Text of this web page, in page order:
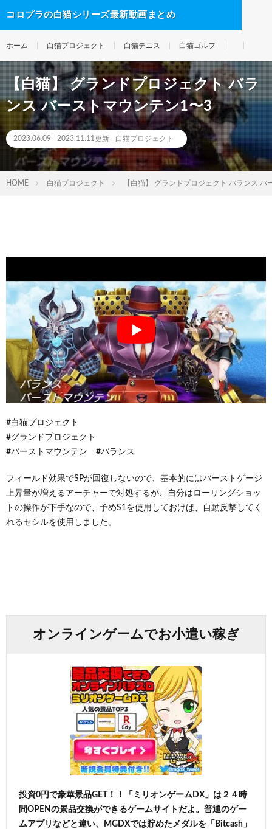
コロプラの白猫シリーズ最新動画まとめ
ホーム 白猫プロジェクト 白猫テニス 白猫ゴルフ
【白猫】 グランドプロジェクト バラ
ンス バーストマウンテン1〜3
2023.06.09 2023.11.11更新 白猫プロジェクト
HOME 白猫プロジェクト 【白猫】 グランドプロジェクト バランス バ
#白猫プロジェクト
#グランドプロジェクト
#バーストマウンテン #バランス
フィールド効果でSPが回復しないので、基本的にはバーストゲージ
上昇量が増えるアーチャーで対処するが、自分はローリングショッ
トの操作が下手なので、予めS1を使用しておけば、自動反撃してく
れるセシルを使用しました。
オンラインゲームでお小遣い稼ぎ
投資0円で豪華景品GET！！「ミリオンゲームDX」は２４時
間OPENの景品交換ができるゲームサイトだよ。普通のゲー
ムアプリなどと違い、MGDXでは貯めたメダルを「Bitcash」